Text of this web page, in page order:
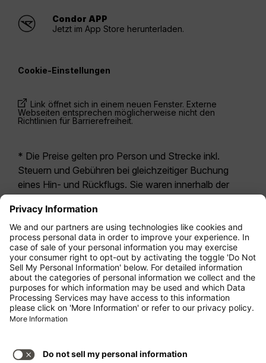
Condor APP
Jetzt im App Store herunterladen.
Cookie-Einstellungen
Link öffnet sich in einem neuen Fenster. Externe
Webseiten entsprechen möglicherweise nicht den
Richtlinien für Barrierefreiheit.
* Die Preise gelten pro Person und Strecke inkl.
Steuern und Gebühren bei gleichzeitiger Buchung
eines Hin- und Rückflugs. Sie waren innerhalb der
letzten 24 Stunden verfügbar und sind
möglicherweise nicht mehr aktuell. Bei den für die
Economy Class angegebenen Tarifen handelt es
sich i.d.R. um Economy Zero, unsere restriktivste
Tarifoption. Es können hierfür zusätzliche Gebühren
fürAufgabegepäck oder für andere optionale
Leistungen anfallen. Es gelten dieAllgemeinen
Geschäftsbedingungen .